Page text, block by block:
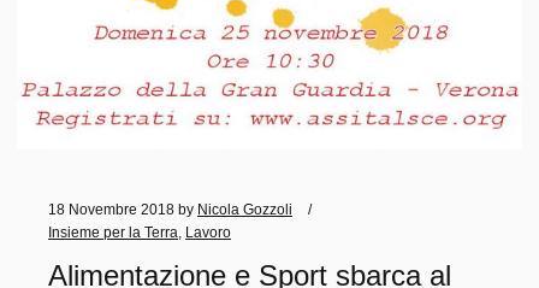
18 Novembre 2018 by Nicola Gozzoli
Insieme per la Terra
Lavoro
Alimentazione e Sport sbarca al